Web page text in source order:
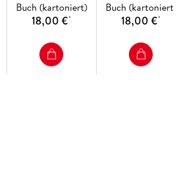
Buch (kartoniert)
18,00 €*
Buch (kartoniert)
18,00 €*